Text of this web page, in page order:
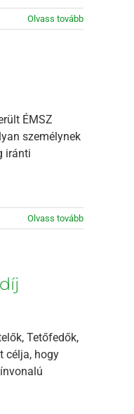
Olvass tovább
ÉMSZ
személynek
iránti
Olvass tovább
Tetőfedők,
célja, hogy